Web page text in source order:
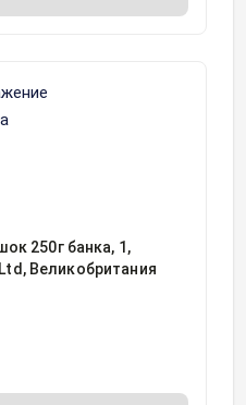
250г банка, 1,
Великобритания